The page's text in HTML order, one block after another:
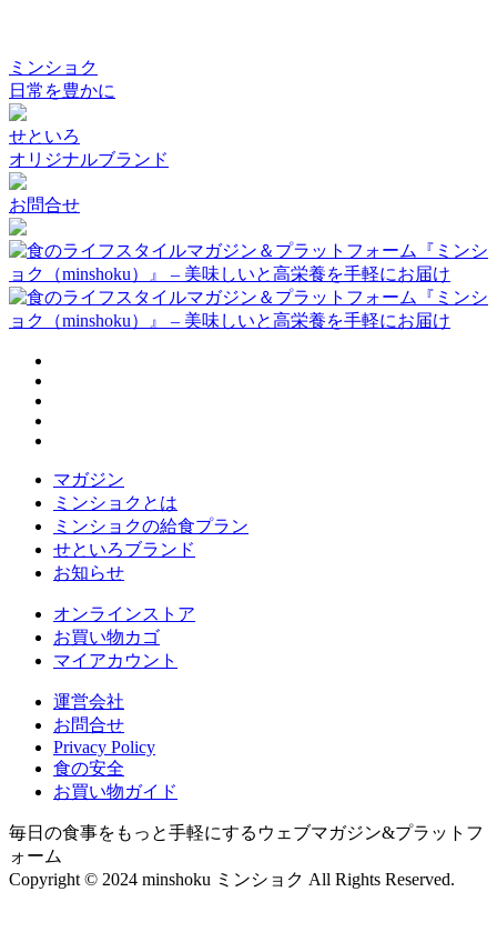
ミンショク
日常を豊かに
せといろ
オリジナルブランド
お問合せ
マガジン
ミンショクとは
ミンショクの給食プラン
せといろブランド
お知らせ
オンラインストア
お買い物カゴ
マイアカウント
運営会社
お問合せ
Privacy Policy
食の安全
お買い物ガイド
毎日の食事をもっと手軽にするウェブマガジン&プラットフ
ォーム
Copyright © 2024 minshoku ミンショク All Rights Reserved.